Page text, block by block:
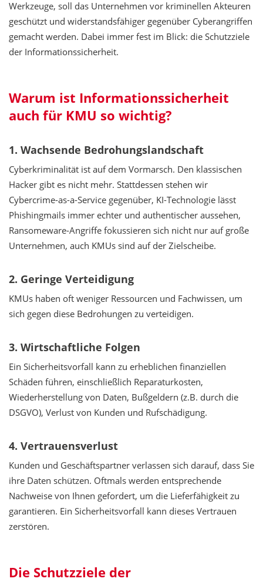
Werkzeuge, soll das Unternehmen vor kriminellen Akteuren
geschützt und widerstandsfähiger gegenüber Cyberangriffen
gemacht werden. Dabei immer fest im Blick: die Schutzziele
der Informationssicherheit.
Warum ist Informationssicherheit
auch für KMU so wichtig?
1. Wachsende Bedrohungslandschaft
Cyberkriminalität ist auf dem Vormarsch. Den klassischen
Hacker gibt es nicht mehr. Stattdessen stehen wir
Cybercrime-as-a-Service gegenüber, KI-Technologie lässt
Phishingmails immer echter und authentischer aussehen,
Ransomeware-Angriffe fokussieren sich nicht nur auf große
Unternehmen, auch KMUs sind auf der Zielscheibe.
2. Geringe Verteidigung
KMUs haben oft weniger Ressourcen und Fachwissen, um
sich gegen diese Bedrohungen zu verteidigen.
3. Wirtschaftliche Folgen
Ein Sicherheitsvorfall kann zu erheblichen finanziellen
Schäden führen, einschließlich Reparaturkosten,
Wiederherstellung von Daten, Bußgeldern (z.B. durch die
DSGVO), Verlust von Kunden und Rufschädigung.
4. Vertrauensverlust
Kunden und Geschäftspartner verlassen sich darauf, dass Sie
ihre Daten schützen. Oftmals werden entsprechende
Nachweise von Ihnen gefordert, um die Lieferfähigkeit zu
garantieren. Ein Sicherheitsvorfall kann dieses Vertrauen
zerstören.
Die Schutzziele der